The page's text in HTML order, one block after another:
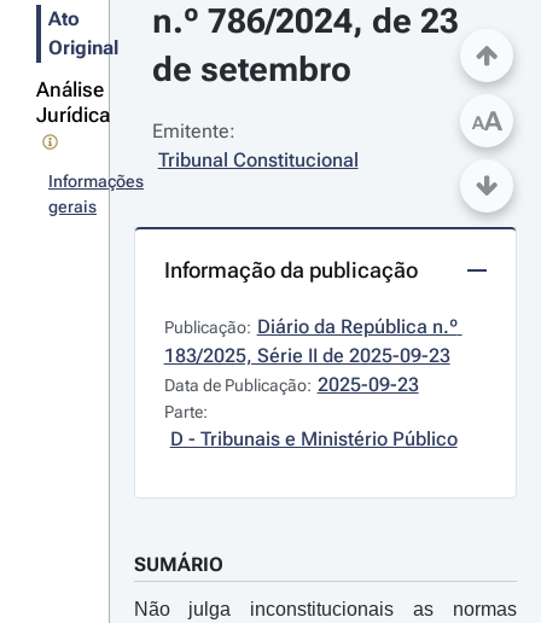
Ato
Original
Análise
Jurídica
Informações
gerais
n.º 786/2024, de 23
de setembro
Emitente:
Tribunal Constitucional
Informação da publicação
Publicação: Diário da República n.º
183/2025, Série II de 2025-09-23
Data de Publicação: 2025-09-23
Parte:
D - Tribunais e Ministério Público
SUMÁRIO
Não julga inconstitucionais as normas
AA